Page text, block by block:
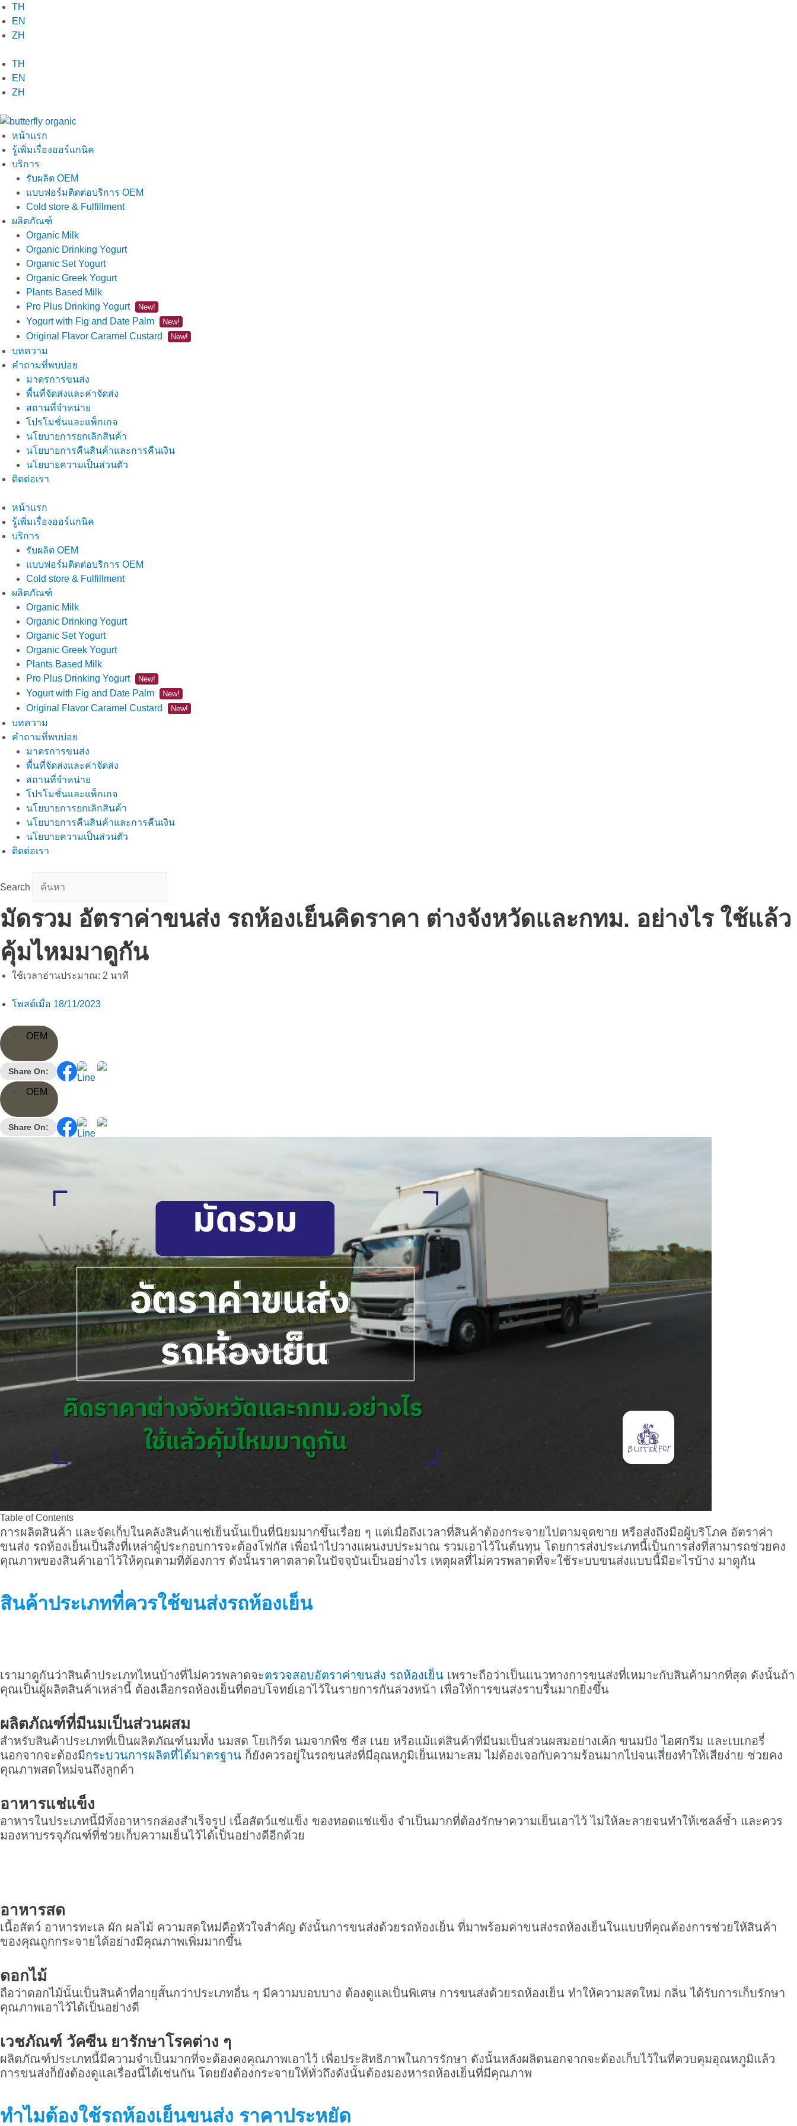
Skip
to
content
TH
EN
ZH
TH
EN
ZH
หน้าแรก
รู้เพิ่มเรื่องออร์แกนิค
บริการ
รับผลิต OEM
แบบฟอร์มติดต่อบริการ OEM
Cold store & Fulfillment
ผลิตภัณฑ์
Organic Milk
Organic Drinking Yogurt
Organic Set Yogurt
Organic Greek Yogurt
Plants Based Milk
Pro Plus Drinking Yogurt
New!
Yogurt with Fig and Date Palm New!
Original Flavor Caramel Custard New!
บทความ
คำถามที่พบบ่อย
มาตรการขนส่ง
พื้นที่จัดส่งและค่าจัดส่ง
สถานที่จำหน่าย
โปรโมชั่นและแพ็กเกจ
นโยบายการยกเลิกสินค้า
นโยบายการคืนสินค้าและการคืนเงิน
นโยบายความเป็นส่วนตัว
ติดต่อเรา
หน้าแรก
รู้เพิ่มเรื่องออร์แกนิค
บริการ
รับผลิต OEM
แบบฟอร์มติดต่อบริการ OEM
Cold store & Fulfillment
ผลิตภัณฑ์
Organic Milk
Organic Drinking Yogurt
Organic Set Yogurt
Organic Greek Yogurt
Plants Based Milk
Pro Plus Drinking Yogurt
New!
Yogurt with Fig and Date Palm New!
Original Flavor Caramel Custard New!
บทความ
คำถามที่พบบ่อย
มาตรการขนส่ง
พื้นที่จัดส่งและค่าจัดส่ง
สถานที่จำหน่าย
โปรโมชั่นและแพ็กเกจ
นโยบายการยกเลิกสินค้า
นโยบายการคืนสินค้าและการคืนเงิน
นโยบายความเป็นส่วนตัว
ติดต่อเรา
Search
มัดรวม อัตราค่าขนส่ง รถห้องเย็นคิดราคา ต่างจังหวัดและกทม. อย่างไร ใช้แล้ว
คุ้มไหมมาดูกัน
ใช้เวลาอ่านประมาณ: 2 นาที
โพสต์เมื่อ 18/11/2023
OEM
Share On:
OEM
Share On:
Table of Contents
การผลิตสินค้า และจัดเก็บในคลังสินค้าแช่เย็นนั้นเป็นที่นิยมมากขึ้นเรื่อย ๆ แต่เมื่อถึงเวลาที่สินค้าต้องกระจายไปตามจุดขาย หรือส่งถึงมือผู้บริโภค อัตราค่า
ขนส่ง รถห้องเย็นเป็นสิ่งที่เหล่าผู้ประกอบการจะต้องโฟกัส เพื่อนำไปวางแผนงบประมาณ รวมเอาไว้ในต้นทุน โดยการส่งประเภทนี้เป็นการส่งที่สามารถช่วยคง
คุณภาพของสินค้าเอาไว้ให้คุณตามที่ต้องการ ดังนั้นราคาตลาดในปัจจุบันเป็นอย่างไร เหตุผลที่ไม่ควรพลาดที่จะใช้ระบบขนส่งแบบนี้มีอะไรบ้าง มาดูกัน
สินค้าประเภทที่ควรใช้ขนส่งรถห้องเย็น
เรามาดูกันว่าสินค้าประเภทไหนบ้างที่ไม่ควรพลาดจะตรวจสอบอัตราค่าขนส่ง รถห้องเย็น เพราะถือว่าเป็นแนวทางการขนส่งที่เหมาะกับสินค้ามากที่สุด ดังนั้นถ้า
คุณเป็นผู้ผลิตสินค้าเหล่านี้ ต้องเลือกรถห้องเย็นที่ตอบโจทย์เอาไว้ในรายการกันล่วงหน้า เพื่อให้การขนส่งราบรื่นมากยิ่งขึ้น
ผลิตภัณฑ์ที่มีนมเป็นส่วนผสม
สำหรับสินค้าประเภทที่เป็นผลิตภัณฑ์นมทั้ง นมสด โยเกิร์ต นมจากพืช ชีส เนย หรือแม้แต่สินค้าที่มีนมเป็นส่วนผสมอย่างเค้ก ขนมปัง ไอศกรีม และเบเกอรี่
นอกจากจะต้องมีกระบวนการผลิตที่ได้มาตรฐาน ก็ยังควรอยู่ในรถขนส่งที่มีอุณหภูมิเย็นเหมาะสม ไม่ต้องเจอกับความร้อนมากไปจนเสี่ยงทำให้เสียง่าย ช่วยคง
คุณภาพสดใหม่จนถึงลูกค้า
อาหารแช่แข็ง
อาหารในประเภทนี้มีทั้งอาหารกล่องสำเร็จรูป เนื้อสัตว์แช่แข็ง ของทอดแช่แข็ง จำเป็นมากที่ต้องรักษาความเย็นเอาไว้ ไม่ให้ละลายจนทำให้เซลล์ช้ำ และควร
มองหาบรรจุภัณฑ์ที่ช่วยเก็บความเย็นไว้ได้เป็นอย่างดีอีกด้วย
อาหารสด
เนื้อสัตว์ อาหารทะเล ผัก ผลไม้ ความสดใหม่คือหัวใจสำคัญ ดังนั้นการขนส่งด้วยรถห้องเย็น ที่มาพร้อมค่าขนส่งรถห้องเย็นในแบบที่คุณต้องการช่วยให้สินค้า
ของคุณถูกกระจายได้อย่างมีคุณภาพเพิ่มมากขึ้น
ดอกไม้
ถือว่าดอกไม้นั้นเป็นสินค้าที่อายุสั้นกว่าประเภทอื่น ๆ มีความบอบบาง ต้องดูแลเป็นพิเศษ การขนส่งด้วยรถห้องเย็น ทำให้ความสดใหม่ กลิ่น ได้รับการเก็บรักษา
คุณภาพเอาไว้ได้เป็นอย่างดี
เวชภัณฑ์ วัคซีน ยารักษาโรคต่าง ๆ
ผลิตภัณฑ์ประเภทนี้มีความจำเป็นมากที่จะต้องคงคุณภาพเอาไว้ เพื่อประสิทธิภาพในการรักษา ดังนั้นหลังผลิตนอกจากจะต้องเก็บไว้ในที่ควบคุมอุณหภูมิแล้ว
การขนส่งก็ยังต้องดูแลเรื่องนี้ได้เช่นกัน โดยยังต้องกระจายให้ทั่วถึงดังนั้นต้องมองหารถห้องเย็นที่มีคุณภาพ
ทำไมต้องใช้รถห้องเย็นขนส่ง ราคาประหยัด